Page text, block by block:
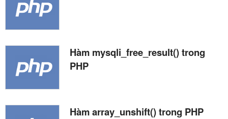
Hàm mysqli_free_result() trong
PHP
Hàm array_unshift() trong PHP